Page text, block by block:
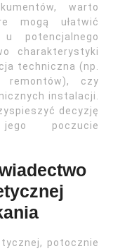
warto
mogą ułatwić
potencjalnego
charakterystyki
techniczna (np.
remontów), czy
instalacji.
decyzję
poczucie
potocznie